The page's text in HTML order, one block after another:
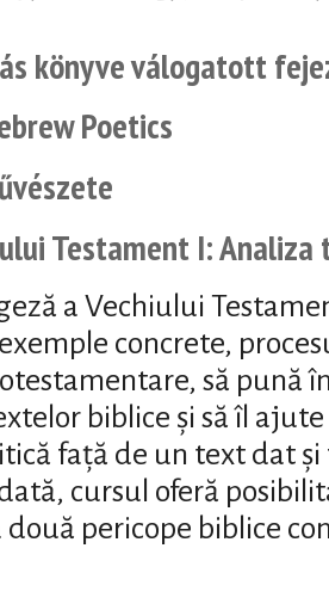
könyve válogatott
Poetics
Testament I:
a Vechiului
concrete,
să pună
biblice și să îl
față de un text dat
cursul oferă
pericope biblice